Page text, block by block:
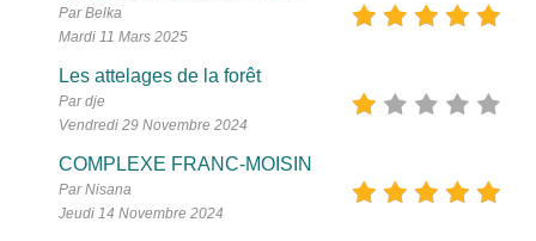
Par Belka
Mardi 11 Mars 2025
Les attelages de la forêt
Par dje
Vendredi 29 Novembre 2024
COMPLEXE FRANC-MOISIN
Par Nisana
Jeudi 14 Novembre 2024